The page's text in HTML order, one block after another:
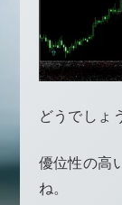
どうでしょ
優位性の高
ね。